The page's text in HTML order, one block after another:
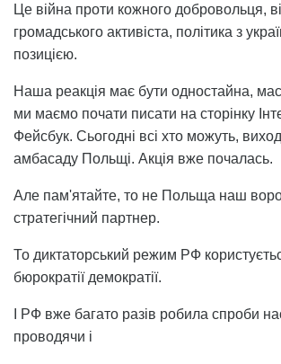
Це війна проти кожного добровольця,
громадського активіста, політика з
позицією.
Наша реакція має бути одностайна,
ми маємо почати писати на сторінку
Фейсбук. Сьогодні всі хто можуть,
амбасаду Польщі. Акція вже почалась.
Але пам'ятайте, то не Польща наш
стратегічний партнер.
То диктаторський режим РФ
бюрократії демократії.
І РФ вже багато разів робила спроби
проводячи і